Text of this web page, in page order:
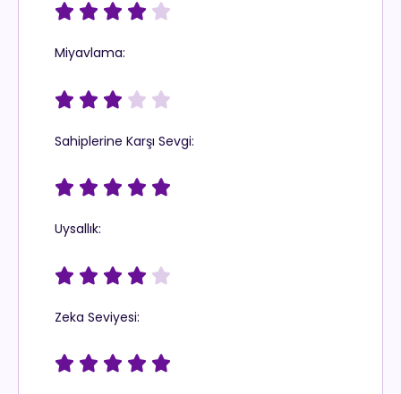
    
Miyavlama:
    
Sahiplerine Karşı Sevgi:
    
Uysallık:
    
Zeka Seviyesi:
    